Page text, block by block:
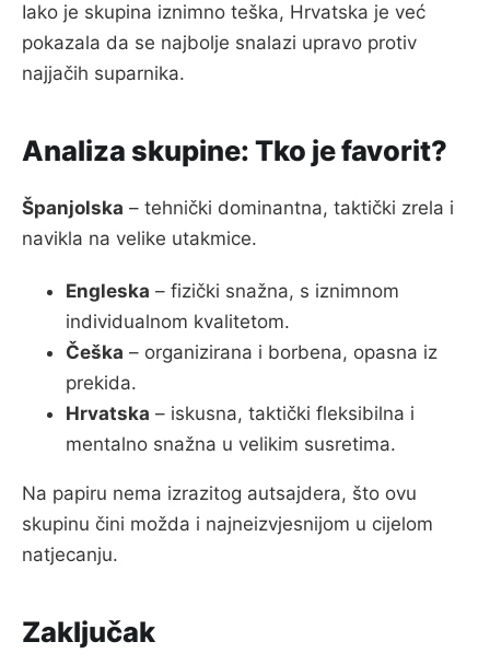
Iako je skupina iznimno teška, Hrvatska je već
pokazala da se najbolje snalazi upravo protiv
najjačih suparnika.
Analiza skupine: Tko je favorit?
Španjolska – tehnički dominantna, taktički zrela i
navikla na velike utakmice.
Engleska – fizički snažna, s iznimnom
individualnom kvalitetom.
Češka – organizirana i borbena, opasna iz
prekida.
Hrvatska – iskusna, taktički fleksibilna i
mentalno snažna u velikim susretima.
Na papiru nema izrazitog autsajdera, što ovu
skupinu čini možda i najneizvjesnijom u cijelom
natjecanju.
Zaključak